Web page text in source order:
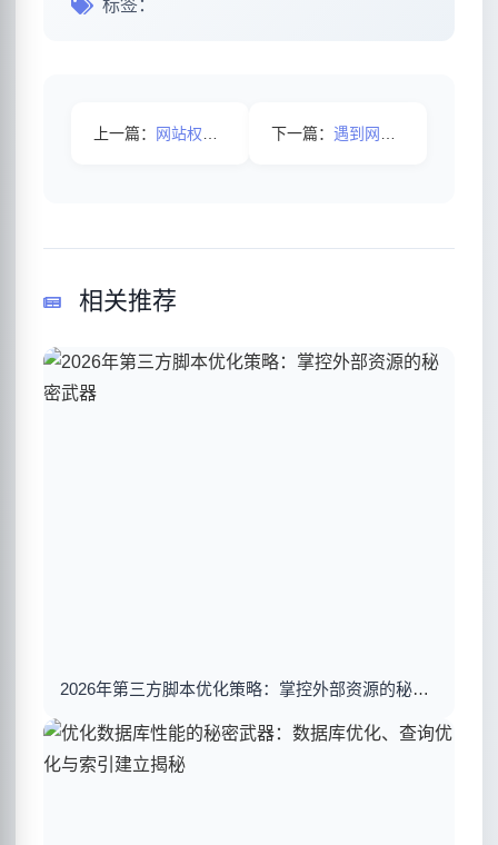
标签：
上一篇： 网站权重怎样提高呢？ 下一篇： 遇到网站降权后应该怎么处理呢？
相关推荐
2026年第三方脚本优化策略：掌控外部资源的秘密武器